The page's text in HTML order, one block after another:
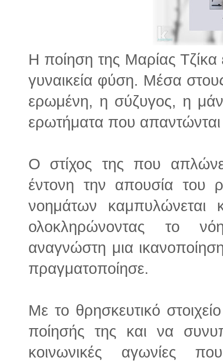
H ποίηση της Μαρίας Τζίκα
γυναικεία φύση. Μέσα
ερωμένη, η σύζυγος, η
ερωτήματα που απαντώνται
Ο στίχος της που
έντονη την απουσία του
νοημάτων καμπυλώνεται
ολοκληρώνοντας το
αναγνώστη μια
πραγματοποίησε.
Με το θρησκευτικό
ποίησής της και να
κοινωνικές αγωνίες